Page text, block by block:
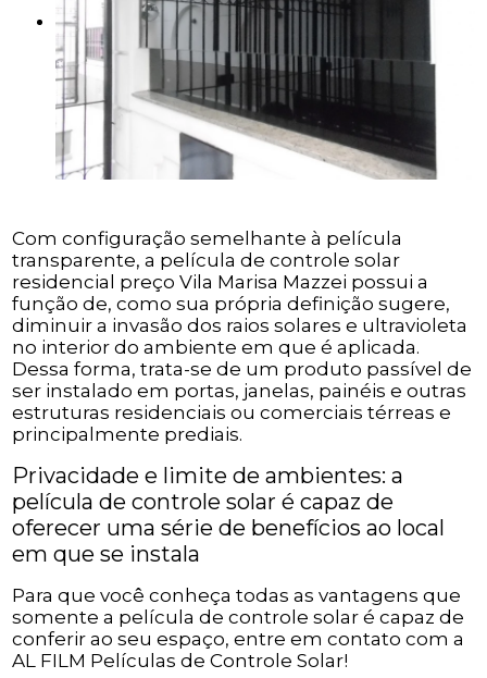
Com configuração semelhante à película
transparente, a película de controle solar
residencial preço Vila Marisa Mazzei possui a
função de, como sua própria definição sugere,
diminuir a invasão dos raios solares e ultravioleta
no interior do ambiente em que é aplicada.
Dessa forma, trata-se de um produto passível de
ser instalado em portas, janelas, painéis e outras
estruturas residenciais ou comerciais térreas e
principalmente prediais.
Privacidade e limite de ambientes: a
película de controle solar é capaz de
oferecer uma série de benefícios ao local
em que se instala
Para que você conheça todas as vantagens que
somente a película de controle solar é capaz de
conferir ao seu espaço, entre em contato com a
AL FILM Películas de Controle Solar!